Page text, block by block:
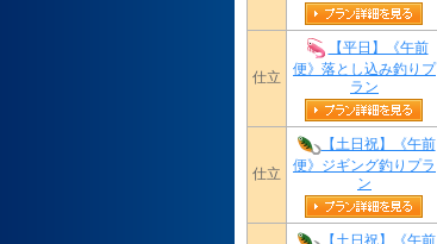
仕立
【平日】《午前
便》落とし込み釣りプ
ラン
仕立
【土日祝】《午前
便》ジギング釣りプラ
ン
【土日祝】《午前